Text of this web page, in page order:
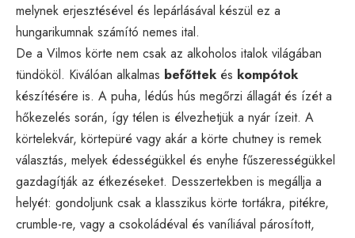
melynek erjesztésével és lepárlásával készül ez a
hungarikumnak számító nemes ital.
De a Vilmos körte nem csak az alkoholos italok világában
tündököl. Kiválóan alkalmas befőttek és kompótok
készítésére is. A puha, lédús hús megőrzi állagát és ízét a
hőkezelés során, így télen is élvezhetjük a nyár ízeit. A
körtelekvár, körtepüré vagy akár a körte chutney is remek
választás, melyek édességükkel és enyhe fűszerességükkel
gazdagítják az étkezéseket. Desszertekben is megállja a
helyét: gondoljunk csak a klasszikus körte tortákra, pitékre,
crumble-re, vagy a csokoládéval és vaníliával párosított,